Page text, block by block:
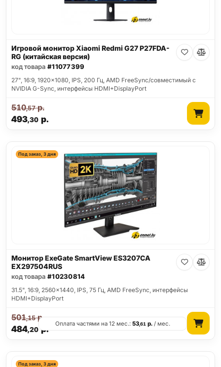
Игровой монитор Xiaomi Redmi G27 P27FDA-
RG (китайская версия)
код товара #11077399
27", 16:9, 1920x1080, IPS, 200 Гц, AMD FreeSync/совместимый с
NVIDIA G-Sync, интерфейсы HDMI+DisplayPort
493,30р.
510,57р.
Под заказ, 3 дня
Монитор ExeGate SmartView ES3207CA
EX297504RUS
код товара #10230814
31.5", 16:9, 2560x1440, IPS, 75 Гц, AMD FreeSync, интерфейсы
HDMI+DisplayPort
484,20р.
501,15р.
Оплата частями на 12 мес.:53,61 р. / мес.
Под заказ, 3 дня